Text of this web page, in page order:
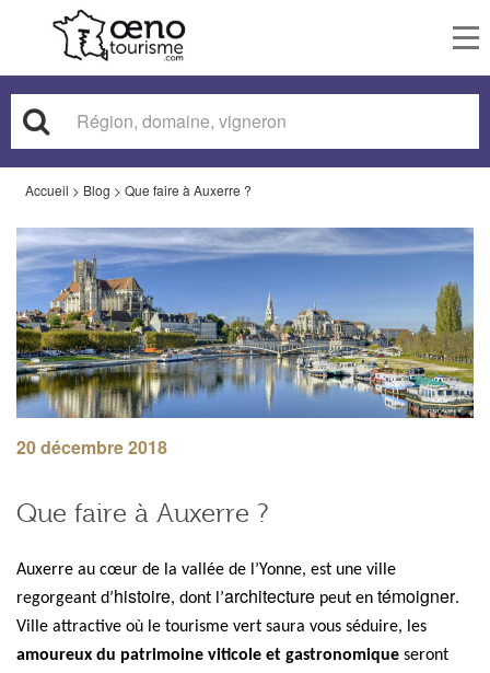
Accueil > Blog > Que faire à Auxerre ?
20 décembre 2018
Que faire à Auxerre ?
Auxerre au cœur de la vallée de l’Yonne, est une ville
regorgeant d’histoire, dont l’architecture peut en témoigner.
Ville attractive où le tourisme vert saura vous séduire, les
amoureux du patrimoine viticole et gastronomique seront